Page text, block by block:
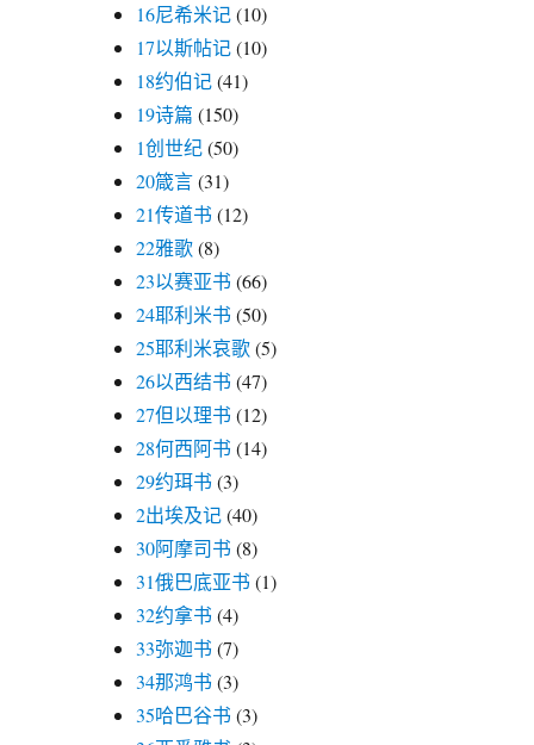
16尼希米记(10)
17以斯帖记(10)
18约伯记(41)
19诗篇 (150)
1创世纪(50)
20箴言(31)
21传道书 (12)
22雅歌(8)
23以赛亚书 (66)
24耶利米书 (50)
25耶利米哀歌(5)
26以西结书 (47)
27但以理书 (12)
28何西阿书 (14)
29约珥书 (3)
2出埃及记(40)
30阿摩司书 (8)
31俄巴底亚书 (1)
32约拿书 (4)
33弥迦书 (7)
34那鸿书 (3)
35哈巴谷书 (3)